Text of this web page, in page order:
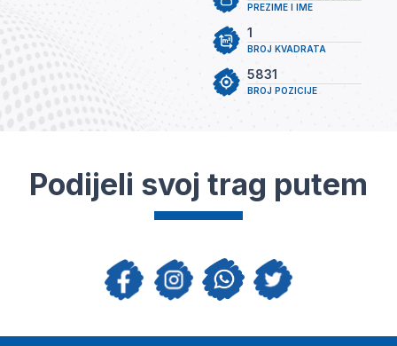
PREZIME I IME
BROJ KVADRATA
1
BROJ POZICIJE
5831
Podijeli svoj trag putem